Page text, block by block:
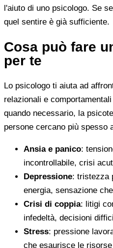
l'aiuto di uno psicologo. Se
quel sentire è già sufficiente.
Cosa può fare
per te
Lo psicologo ti aiuta ad
relazionali e
quando necessario, la
persone cercano più spesso
Ansia e panico:
incontrollabile, crisi
Depressione: tristezza
energia, sensazione
Crisi di coppia: litigi
infedeltà, decisioni
Stress: pressione
che esaurisce le